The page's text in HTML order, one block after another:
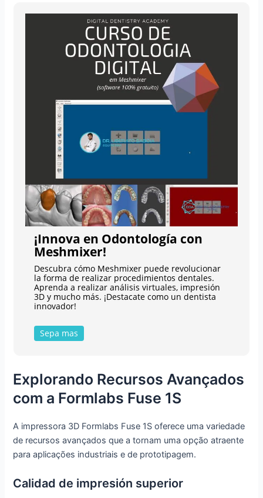
¡Innova en Odontología con
Meshmixer!
Descubra cómo Meshmixer puede revolucionar
la forma de realizar procedimientos dentales.
Aprenda a realizar análisis virtuales, impresión
3D y mucho más. ¡Destacate como un dentista
innovador!
Sepa mas
Explorando Recursos Avançados
com a Formlabs Fuse 1S
A impressora 3D Formlabs Fuse 1S oferece uma variedade
de recursos avançados que a tornam uma opção atraente
para aplicações industriais e de prototipagem.
Calidad de impresión superior